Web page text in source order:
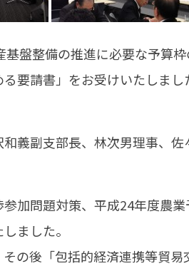
盤整備の推進に必要な予算
要請書」をお受けいたしまし
義副支部長、林次男理事、
加問題対策、平成24年度農
ました。
の後「包括的経済連携等貿